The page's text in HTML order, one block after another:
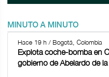
MINUTO A MINUTO
Hace 19 h / Bogotá, Colombia
Explota coche-bomba en
gobierno de Abelardo de la